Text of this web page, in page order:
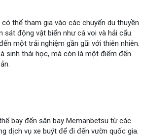
thể tham gia vào các chuyến du thuyền
sát động vật biển như cá voi và hải cẩu.
một trải nghiệm gần gũi với thiên nhiên.
sinh thái học, mà còn là một điểm đến
bay đến sân bay Memanbetsu từ các
dịch vụ xe buýt để đi đến vườn quốc gia.